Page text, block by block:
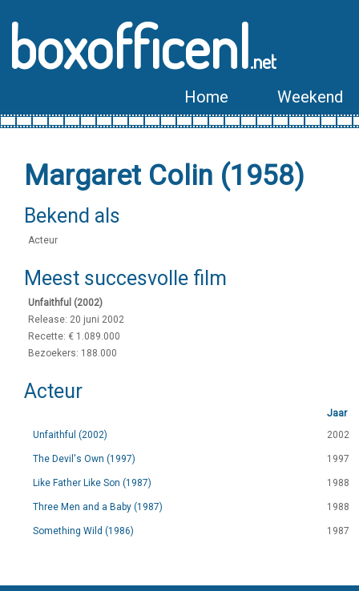
boxofficenl.net
Home Weekend
Margaret Colin (1958)
Bekend als
Acteur
Meest succesvolle film
Unfaithful (2002)
Release: 20 juni 2002
Recette: € 1.089.000
Bezoekers: 188.000
Acteur
Jaar
Unfaithful (2002)
2002
The Devil's Own (1997) 1997
Like Father Like Son (1987) 1988
Three Men and a Baby (1987) 1988
Something Wild (1986) 1987